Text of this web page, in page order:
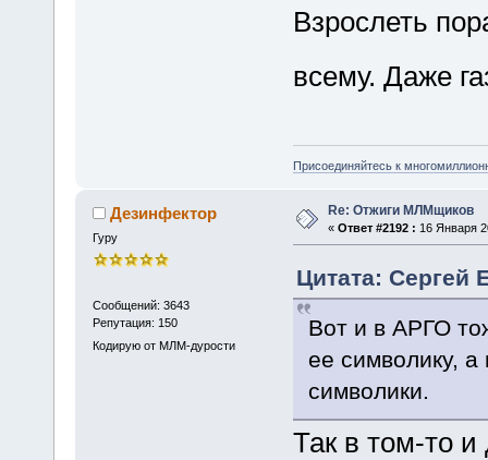
Взрослеть
всему. Даже
Присоединяйтесь к
Дезинфектор
Гуру
Сообщений: 3643
Репутация: 150
Кодирую от МЛМ-дурости
Re: Отжиги МЛМщиков
« Ответ #2192 : 16 Января
Цитата: Сергей
Вот и в АРГО
ее символику, а
символики.
Так в том-то и